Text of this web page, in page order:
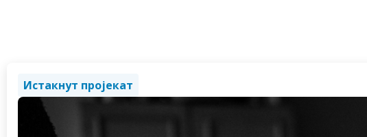
Истакнут пројекат